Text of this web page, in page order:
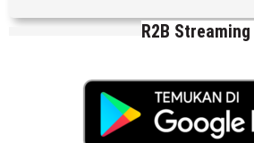
R2B Streaming